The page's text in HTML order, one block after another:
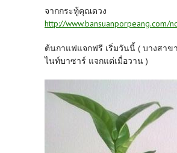
จากกระทู้คุณดวง
http://www.bansuanporpeang.com/
ต้นกาแฟแจกฟรี เริ่มวันนี้ ( บางสาข
ไนท์บาซาร์ แจกแต่เมื่อวาน )